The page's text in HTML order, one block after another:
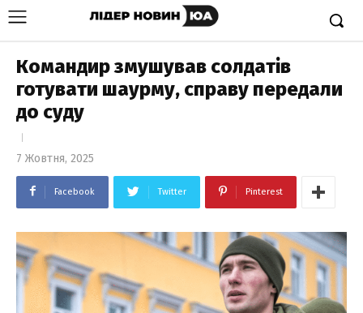
Командир змушував солдатів
готувати шаурму, справу передали
до суду
7 Жовтня, 2025
Facebook Twitter Pinterest